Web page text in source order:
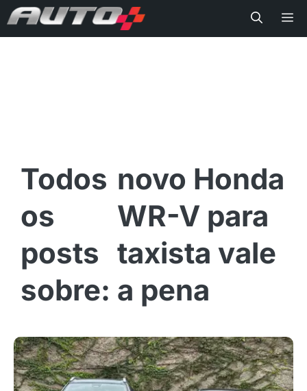
novo Honda
WR-V para
taxista vale
a pena